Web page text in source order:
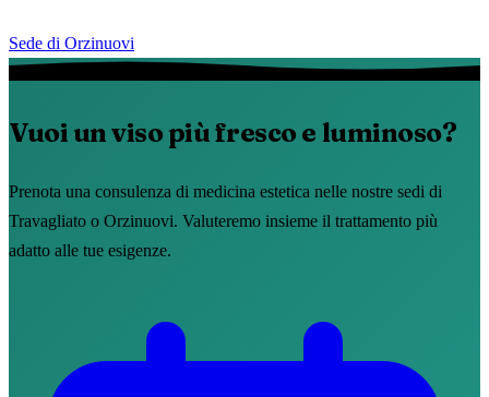
Sede di Orzinuovi
Vuoi un viso più fresco e luminoso?
Prenota una consulenza di medicina estetica nelle nostre sedi di
Travagliato o Orzinuovi. Valuteremo insieme il trattamento più
adatto alle tue esigenze.